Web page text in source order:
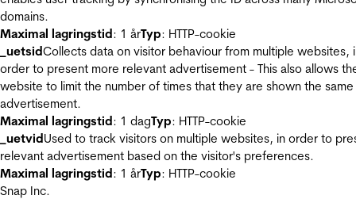
domains.
Maximal lagringstid: 1 årTyp: HTTP-cookie
_uetsidCollects data on visitor behaviour from multiple websites,
order to present more relevant advertisement - This also allows
website to limit the number of times that they are shown the same
advertisement.
Maximal lagringstid: 1 dagTyp: HTTP-cookie
_uetvidUsed to track visitors on multiple websites, in order to
relevant advertisement based on the visitor's preferences.
Maximal lagringstid: 1 årTyp: HTTP-cookie
Snap Inc.